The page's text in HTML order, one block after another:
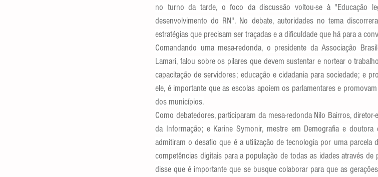
no turno da tarde, o foco da discussão voltou-se à "Educação
desenvolvimento do RN". No debate, autoridades no tema
estratégias que precisam ser traçadas e a dificuldade que há para a
Comandando uma mesa-redonda, o presidente da Associação
Lamari, falou sobre os pilares que devem sustentar e nortear o
capacitação de servidores; educação e cidadania para sociedade; e
ele, é importante que as escolas apoiem os parlamentares e
dos municípios.
Como debatedores, participaram da mesa-redonda Nilo Bairros,
da Informação; e Karine Symonir, mestre em Demografia e
admitiram o desafio que é a utilização de tecnologia por uma parcela
competências digitais para a população de todas as idades através
disse que é importante que se busque colaborar para que as